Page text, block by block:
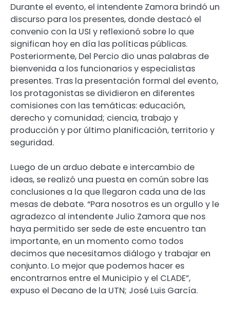
Durante el evento, el intendente Zamora brindó un
discurso para los presentes, donde destacó el
convenio con la USI y reflexionó sobre lo que
significan hoy en día las políticas públicas.
Posteriormente, Del Percio dio unas palabras de
bienvenida a los funcionarios y especialistas
presentes. Tras la presentación formal del evento,
los protagonistas se dividieron en diferentes
comisiones con las temáticas: educación,
derecho y comunidad; ciencia, trabajo y
producción y por último planificación, territorio y
seguridad.
Luego de un arduo debate e intercambio de
ideas, se realizó una puesta en común sobre las
conclusiones a la que llegaron cada una de las
mesas de debate. “Para nosotros es un orgullo y le
agradezco al intendente Julio Zamora que nos
haya permitido ser sede de este encuentro tan
importante, en un momento como todos
decimos que necesitamos diálogo y trabajar en
conjunto. Lo mejor que podemos hacer es
encontrarnos entre el Municipio y el CLADE”,
expuso el Decano de la UTN; José Luis García.